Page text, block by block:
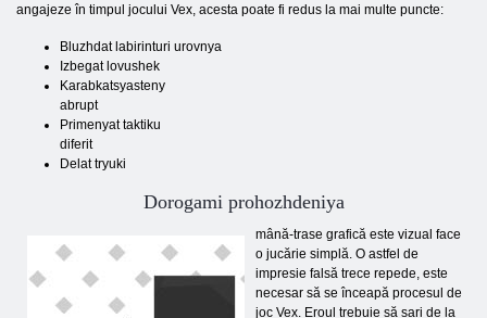
angajeze în timpul jocului Vex, acesta poate fi redus la mai multe puncte:
Bluzhdat labirinturi urovnya
Izbegat lovushek
Karabkatsyasteny
abrupt
Primenyat taktiku
diferit
Delat tryuki
Dorogami prohozhdeniya
mână-trase grafică este vizual face
o jucărie simplă. O astfel de
impresie falsă trece repede, este
necesar să se înceapă procesul de
joc Vex. Eroul trebuie să sari de la